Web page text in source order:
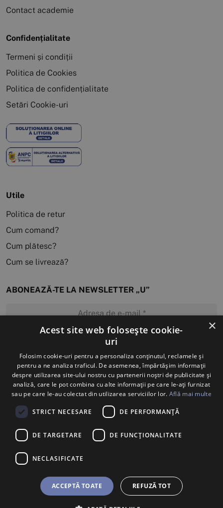
Contact academie
Confidențialitate
Termeni și condiții
Politica de Cookies
Politica de confidențialitate
Setări Cookie-uri
Utile
Politica de retur
Cum comand?
Cum plătesc?
Cum se livrează?
ABONEAZĂ-TE LA NEWSLETTER „U”
MĂ ABONEZ
×
Acest site web folosește cookie-
uri
Folosim cookie-uri pentru a personaliza conținutul, reclamele și
pentru a ne analiza traficul. De asemenea, împărtășim informații
despre utilizarea site-ului nostru cu partenerii noștri de publicitate și
analiză, care le pot combina cu alte informații pe care le-ați furnizat
sau pe care le-au colectat din utilizarea serviciilor lor. Află mai multe
STRICT NECESARE DE PERFORMANȚĂ
DE TARGETARE DE FUNCŢIONALITATE
NECLASIFICATE
ACCEPTĂ TOATE REFUZĂ TOT